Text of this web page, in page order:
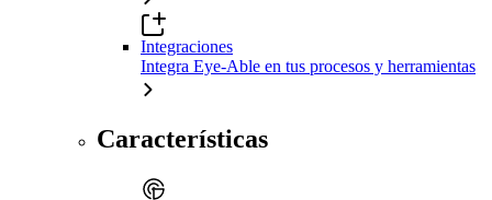
Integraciones
Integra Eye-Able en tus procesos y herramientas
Características